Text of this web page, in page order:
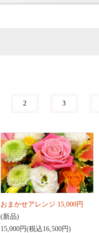
2 3
おまかせアレンジ 15,000円
(新品)
15,000円(税込16,500円)